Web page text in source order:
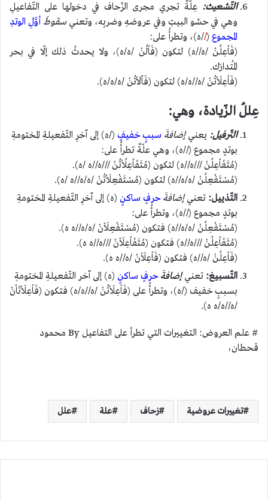
التّشعيث: عِلَّةٌ تجري مجرى الزّحاف في دخولها على التّفاعيلِ
وهي في حشو البيتِ وفي عروضهِ وضربِه، وتعنيسقوطَ أوَّلِ الوتدِ
المجموع (
//ه)، وتطرأُ على:
(فَاْعِلُنْ /ه//ه) لتكون (فَاْلُنْ /ه/ه)، ولا يحدثُ ذلك إلّا في بحر
المُتدارَك.
(فَاْعِلَاْتُنْ /ه//ه/ه) لتكون (فَاْلَاْتُنْ /ه/ه/ه).
عِللُ الزّيادة، وهي:
التّرفيل: يعنيإضافةَ سببٍ خفيفٍ (/ه) إلى آخرِ التّفعيلةِ المختومةِ
بوتدٍ مجموع (//ه)، وهي علّةٌ تطرأُ على:
(مُتَفَاْعِلُنْ ///ه//ه) لتكون (مُتَفَاْعِلُاْتُنْ ///ه//ه /ه).
(مُسْتَفْعِلُنْ /ه/ه//ه) لتكون (مُسْتَفْعِلَاْتُنْ /ه/ه//ه /ه).
التّذييل: تعنيإضافةَ حرفٍ ساكنٍ (ه) إلى آخرِ التّفعيلةِ المختومةِ
بوتدٍ مجموع (//ه)، وتطرأُ على:
(مُسْتَفْعِلُنْ /ه/ه//ه) فتكون (مُسْتَفْعِلَاْنْ /ه/ه//ه ه).
(مُتَفَاْعِلُنْ ///ه//ه) فتكون (مُتَفَاْعِلَاْنْ ///ه//ه ه).
(فَاْعِلُنْ /ه//ه) فتكون (فَاْعِلَاْنْ /ه//ه ه).
التّسبيغ: تعنيإضافةَ حرفٍ ساكنٍ (ه) إلى آخر التّفعيلةِ المختومةِ
بسببٍ خفيف (/ه)، وتطرأُ على (فَاْعِلَاْتُنْ /ه//ه/ه) فتكون (فَاْعِلَاْتَاْنْ
/ه//ه/ه ه).
# علم العروض: التغييرات التي تطرأ على التفاعيل By محمود
قحطان،
تغييرات عروضية زحاف علة علل